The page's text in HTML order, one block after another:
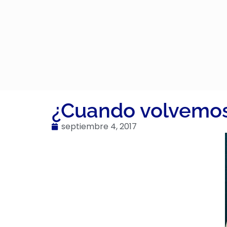
¿Cuando
septiembre 4, 2017